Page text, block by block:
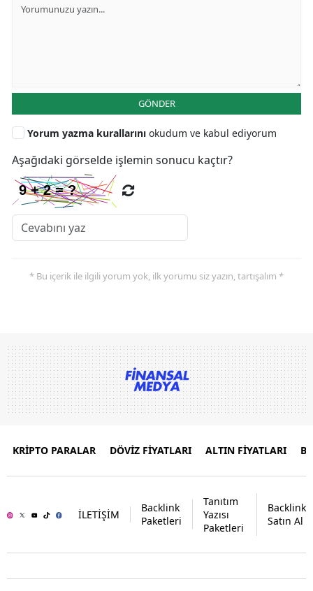
GÖNDER
Yorum yazma kurallarını okudum ve kabul ediyorum
Aşağıdaki görselde işlemin sonucu kaçtır?
* Bu içerik ile ilgili yorum yok, ilk yorumu siz yazın, tartışalım *
KRİPTO PARALAR DÖVİZ FİYATLARI ALTIN FİYATLARI
İLETİŞİM
Backlink
Paketleri
Tanıtım
Yazısı
Paketleri
Backlink
Satın Al